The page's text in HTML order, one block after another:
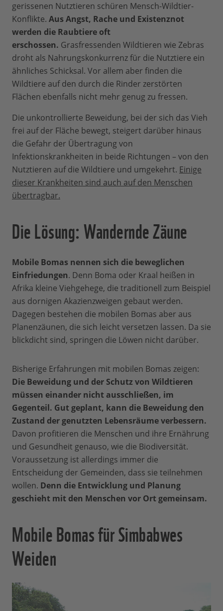
gerissenen Nutztieren schüren Mensch-Wildtier-
Konflikte. Aus Angst, Rache und Existenznot
werden die Raubtiere oft
erschossen. Grasfressenden Wildtieren wie Zebras
droht als Nahrungskonkurrenz für die Nutztiere ein
ähnliches Schicksal. Vor allem aber finden die
Wildtiere auf den durch die Rinder zerstörten
Flächen ebenfalls nicht mehr genug zu fressen.
Die unkontrollierte Beweidung, bei der sich das Vieh
frei auf der Fläche bewegt, steigert darüber hinaus
die Gefahr der Übertragung von
Infektionskrankheiten in beide Richtungen – von den
Nutztieren auf die Wildtiere und umgekehrt. Einige
dieser Krankheiten sind auch auf den Menschen
übertragbar.
Die Lösung: Wandernde Zäune
Mobile Bomas nennen sich die beweglichen
Einfriedungen. Denn Boma oder Kraal heißen in
Afrika kleine Viehgehege, die traditionell zum Beispiel
aus dornigen Akazienzweigen gebaut werden.
Dagegen bestehen die mobilen Bomas aber aus
Planenzäunen, die sich leicht versetzen lassen. Da sie
blickdicht sind, springen die Löwen nicht darüber.
Bisherige Erfahrungen mit mobilen Bomas zeigen:
Die Beweidung und der Schutz von Wildtieren
müssen einander nicht ausschließen, im
Gegenteil. Gut geplant, kann die Beweidung den
Zustand der genutzten Lebensräume verbessern.
Davon profitieren die Menschen und ihre Ernährung
und Gesundheit genauso, wie die Biodiversität.
Voraussetzung ist allerdings immer die
Entscheidung der Gemeinden, dass sie teilnehmen
wollen. Denn die Entwicklung und Planung
geschieht mit den Menschen vor Ort gemeinsam.
Mobile Bomas für Simbabwes
Weiden